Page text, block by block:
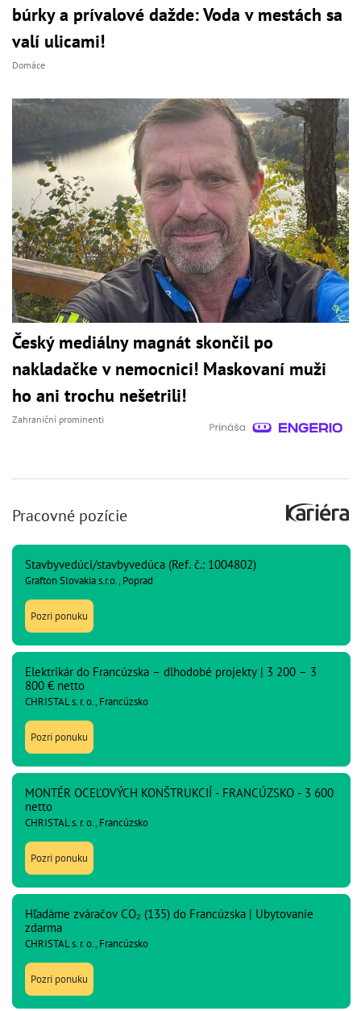
búrky a prívalové dažde: Voda v mestách sa
valí ulicami!
Domáce
Český mediálny magnát skončil po
nakladačke v nemocnici! Maskovaní muži
ho ani trochu nešetrili!
Zahraniční prominenti
Pracovné pozície
Stavbyvedúci/stavbyvedúca (Ref. č.: 1004802)
Grafton Slovakia s.r.o., Poprad
Pozri ponuku
Elektrikár do Francúzska – dlhodobé projekty | 3 200 – 3
800 € netto
CHRISTAL s. r. o., Francúzsko
Pozri ponuku
MONTÉR OCEĽOVÝCH KONŠTRUKCIÍ - FRANCÚZSKO - 3 600
netto
CHRISTAL s. r. o., Francúzsko
Pozri ponuku
Hľadáme zváračov CO₂ (135) do Francúzska | Ubytovanie
zdarma
CHRISTAL s. r. o., Francúzsko
Pozri ponuku